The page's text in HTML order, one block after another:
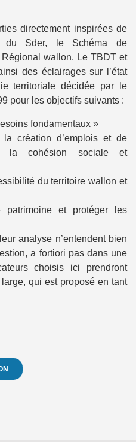
directement inspirées de
du Sder, le Schéma de
Régional wallon. Le TBDT et
des éclairages sur l’état
territoriale décidée par le
pour les objectifs suivants :
fondamentaux »
création d’emplois et de
la cohésion sociale et
du territoire wallon et
et protéger les
analyse n’entendent bien
a fortiori pas dans une
choisis ici prendront
qui est proposé en tant